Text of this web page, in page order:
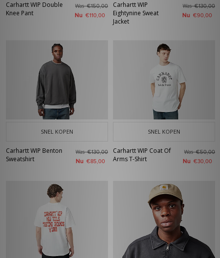
Carhartt WIP Double
Knee Pant
Was€150,00
Nu €110,00
Carhartt WIP
Eightynine Sweat
Jacket
Was€130,00
Nu €90,00
SNEL KOPEN
Carhartt WIP Benton
Sweatshirt
Was€130,00
Nu €85,00
SNEL KOPEN
Carhartt WIP Coat Of
Arms T-Shirt
Was€50,00
Nu €30,00